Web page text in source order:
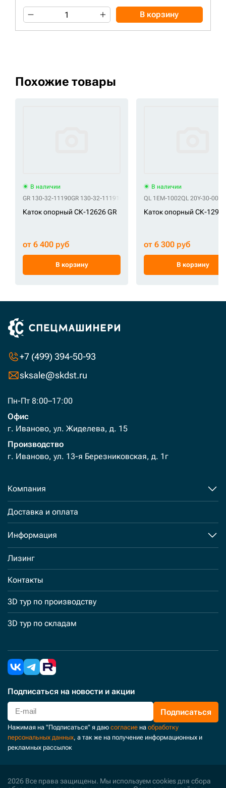
В корзину
Похожие товары
В наличии
GR 130-32-11190GR 130-32-11191 GR 130-803-7190GR 135-32-11191
Каток опорный СК-12626 GR
от 6 400 руб
В корзину
В наличии
QL 1EM-1002QL 20Y-30-
Каток опорный СК-
от 6 300 руб
В корзину
+7 (499) 394-50-93
sksale@skdst.ru
Пн-Пт 8:00–17:00
Офис
г. Иваново, ул. Жиделева, д. 15
Производство
г. Иваново, ул. 13-я Березниковская, д. 1г
Компания
Доставка и оплата
Информация
Лизинг
Контакты
3D тур по производству
3D тур по складам
Подписаться на новости и акции
Подписаться
Нажимая на "Подписаться" я даю согласие на обработку
персональных данных, а так же на получение информационных и
рекламных рассылок
2026 Все права защищены. Мы используем cookies для сбора